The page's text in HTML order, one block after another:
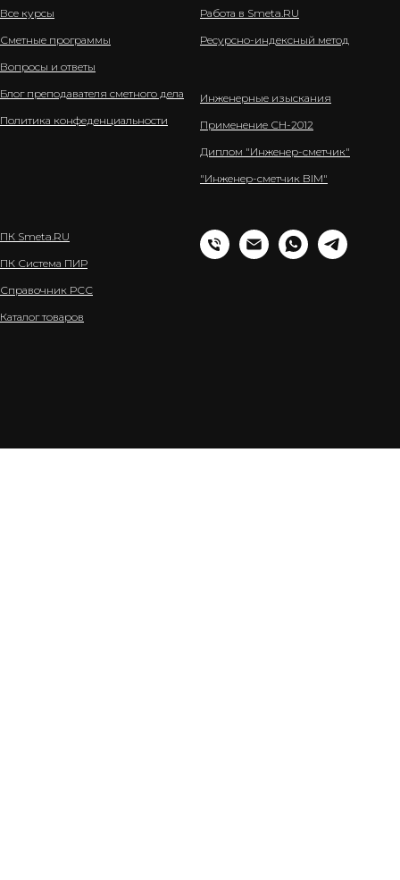
Все курсы
Сметные программы
Вопросы и ответы
Блог преподавателя сметного дела
Политика конфеденциальности
Работа в Smeta.RU
Ресурсно-индексный метод
Инженерные изыскания
Применение СН-2012
Диплом "Инженер-сметчик"
"Инженер-сметчик BIM"
ПК Smeta.RU
ПК Система ПИР
Справочник РСС
Каталог товаров